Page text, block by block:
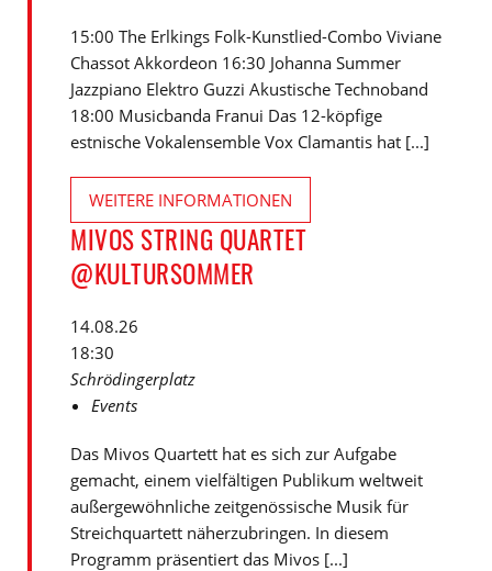
15:00 The Erlkings Folk-Kunstlied-Combo Viviane
Chassot Akkordeon 16:30 Johanna Summer
Jazzpiano Elektro Guzzi Akustische Technoband
18:00 Musicbanda Franui Das 12-köpfige
estnische Vokalensemble Vox Clamantis hat [...]
WEITERE INFORMATIONEN
MIVOS STRING QUARTET
@KULTURSOMMER
14.08.26
18:30
Schrödingerplatz
Events
Das Mivos Quartett hat es sich zur Aufgabe
gemacht, einem vielfältigen Publikum weltweit
außergewöhnliche zeitgenössische Musik für
Streichquartett näherzubringen. In diesem
Programm präsentiert das Mivos [...]